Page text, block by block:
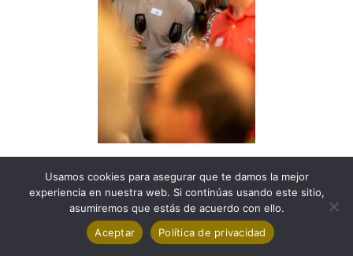
Usamos cookies para asegurar que te damos la mejor
experiencia en nuestra web. Si continúas usando este sitio,
asumiremos que estás de acuerdo con ello.
Aceptar
Política de privacidad